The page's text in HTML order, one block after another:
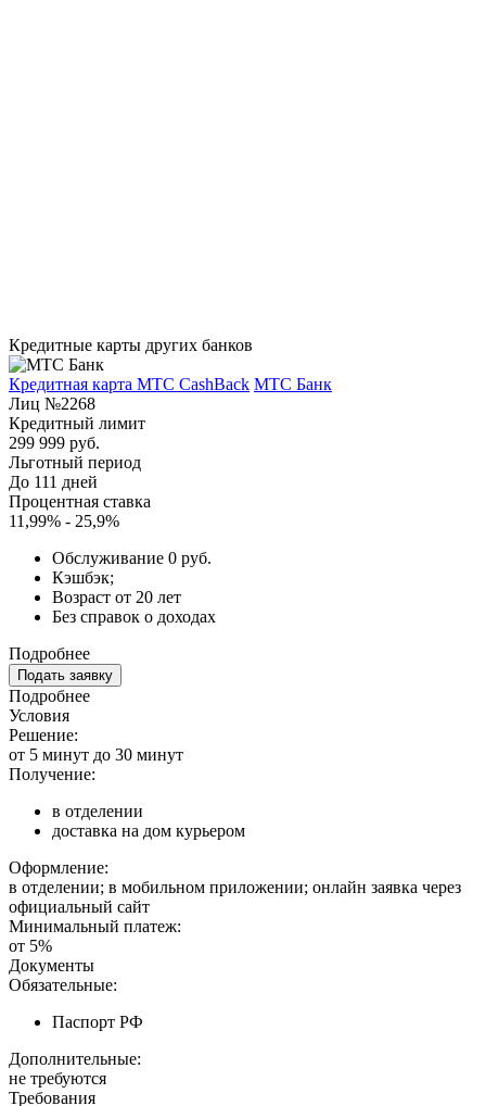
Кредитные карты других банков
Кредитная карта МТС CashBack МТС Банк
Лиц №2268
Кредитный лимит
299 999 руб.
Льготный период
До 111 дней
Процентная ставка
11,99% - 25,9%
Обслуживание 0 руб.
Кэшбэк;
Возраст от 20 лет
Без справок о доходах
Подробнее
Подать заявку
Подробнее
Условия
Решение:
от 5 минут до 30 минут
Получение:
в отделении
доставка на дом курьером
Оформление:
в отделении; в мобильном приложении; онлайн заявка через
официальный сайт
Минимальный платеж:
от 5%
Документы
Обязательные:
Паспорт РФ
Дополнительные:
не требуются
Требования